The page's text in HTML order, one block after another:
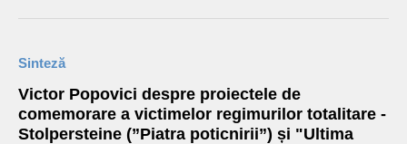
Sinteză
Victor Popovici despre proiectele de
comemorare a victimelor regimurilor totalitare -
Stolpersteine (”Piatra poticnirii”) și "Ultima